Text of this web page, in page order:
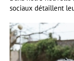
sociaux détaillent